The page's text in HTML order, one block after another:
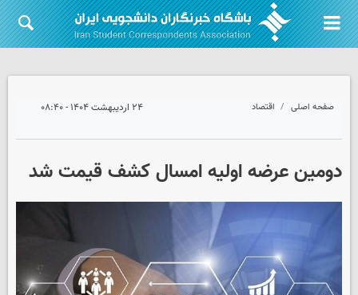
صفحه اصلی اقتصاد ۲۴ اردیبهشت ۱۴۰۴ - ۰۸:۴۰
دومین عرضه اولیه امسال کشف قیمت شد